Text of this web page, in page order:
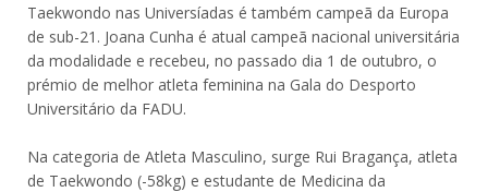
Taekwondo nas Universíadas é também campeã da Europa
de sub-21. Joana Cunha é atual campeã nacional universitária
da modalidade e recebeu, no passado dia 1 de outubro, o
prémio de melhor atleta feminina na Gala do Desporto
Universitário da FADU.
Na categoria de Atleta Masculino, surge Rui Bragança, atleta
de Taekwondo (-58kg) e estudante de Medicina da